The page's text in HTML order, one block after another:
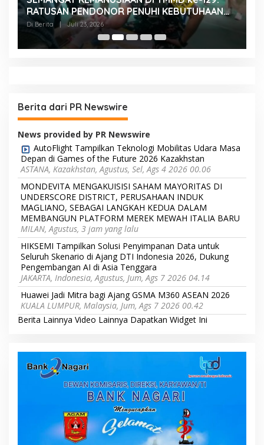
RATUSAN PENDONOR PENUHI KEBUTUHAAN
STOK DARAH
Di Berita | Juli 23, 2026
Berita dari PR Newswire
News provided by PR Newswire
AutoFlight Tampilkan Teknologi Mobilitas Udara Masa
Depan di Games of the Future 2026 Kazakhstan
ASTANA, Kazakhstan, Agustus, Sel, Ags 4 2026 00.06
MONDEVITA MENGAKUISISI SAHAM MAYORITAS DI
UNDERSCORE DISTRICT, PERUSAHAAN INDUK
MAGLIANO, SEBAGAI LANGKAH KEDUA DALAM
MEMBANGUN PLATFORM MEREK MEWAH ITALIA BARU
MILAN, Agustus, 3 jam yang lalu
HIKSEMI Tampilkan Solusi Penyimpanan Data untuk
Seluruh Skenario di Ajang DTI Indonesia 2026, Dukung
Pengembangan AI di Asia Tenggara
JAKARTA, Indonesia, Agustus, Jum, Ags 7 2026 04.14
Huawei Jadi Mitra bagi Ajang GSMA M360 ASEAN 2026
KUALA LUMPUR, Malaysia, Jum, Ags 7 2026 00.42
Berita Lainnya Video Lainnya Dapatkan Widget Ini